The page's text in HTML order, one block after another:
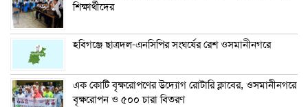
শিক্ষার্থীদের
হবিগঞ্জে ছাত্রদল-এনসিপির সংঘর্ষের রেশ ওসমানীনগরে
এক কোটি বৃক্ষরোপণের উদ্যোগ রোটারি ক্লাবের, ওসমানীনগরে
বৃক্ষরোপন ও ৫০০ চারা বিতরণ